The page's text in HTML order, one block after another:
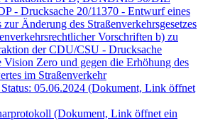
- Drucksache 20/11370 - Entwurf eines
zur Änderung des Straßenverkehrsgesetzes
Vorschriften b) zu
der CDU/CSU - Drucksache
Vision Zero und gegen die Erhöhung des
im Straßenverkehr
05.06.2024 (Dokument, Link öffnet
(Dokument, Link öffnet ein